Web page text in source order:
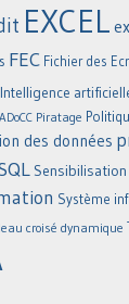
EXCEL
FEC Fichier des
Intelligence
Piratage
des données
Système
croisé dynamique